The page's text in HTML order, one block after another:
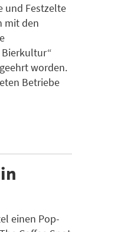
und Festzelte
mit den
Bierkultur“
worden.
Betriebe
einen Pop-